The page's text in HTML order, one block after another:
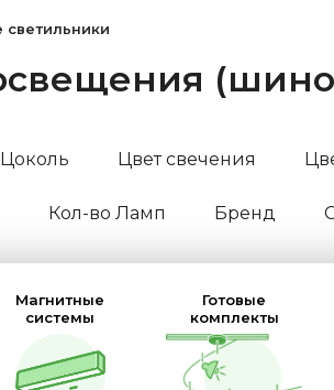
светильники
Цоколь Цвет свечения
Кол-во Ламп Бренд
Магнитные
системы
Готовые
комплекты